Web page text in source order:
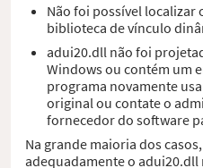
Não foi possível
biblioteca de vínculo
adui20.dll não foi
Windows ou contém um
programa novamente
original ou contate o
fornecedor do software
Na grande maioria dos
adequadamente o adui20.dll